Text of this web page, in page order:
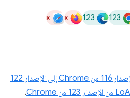
123
123
x
x
مرحلة تجربة وتقييم من الإصدار 116 من Chrome إلى الإصدار 122
.